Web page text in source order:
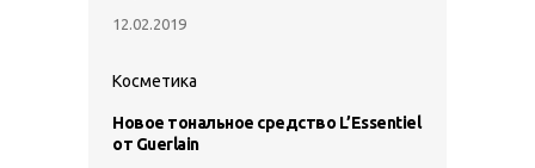
12.02.2019
Косметика
Новое тональное средство L’Essentiel
от Guerlain